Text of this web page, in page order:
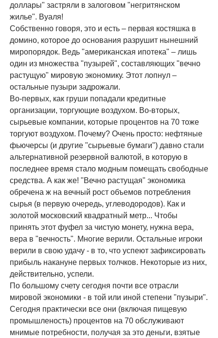
доллары" застряли в залоговом "негритянском
жилье". Вуаля!
Собственно говоря, это и есть – первая костяшка в
домино, которое до основания разрушит нынешний
миропорядок. Ведь "американская ипотека" – лишь
один из множества "пузырей", составляющих "вечно
растущую" мировую экономику. Этот лопнул –
остальные пузыри задрожали.
Во-первых, как груши попадали кредитные
организации, торгующие воздухом. Во-вторых,
сырьевые компании, которые процентов на 70 тоже
торгуют воздухом. Почему? Очень просто: нефтяные
фьючерсы (и другие "сырьевые бумаги") давно стали
альтернативной резервной валютой, в которую в
последнее время стало модным помещать свободные
средства. А как же! "Вечно растущая" экономика
обречена ж на вечный рост объемов потребления
сырья (в первую очередь, углеводородов). Как и
золотой московский квадратный метр... Чтобы
принять этот фуфел за чистую монету, нужна вера,
вера в "вечность". Многие верили. Остальные игроки
верили в свою удачу - в то, что успеют зафиксировать
прибыль накануне первых толчков. Некоторые из них,
действительно, успели.
По большому счету сегодня почти все отрасли
мировой экономики - в той или иной степени "пузыри".
Сегодня практически все они (включая пищевую
промышленость) процентов на 70 обслуживают
мнимые потребности, получая за это деньги, взятые